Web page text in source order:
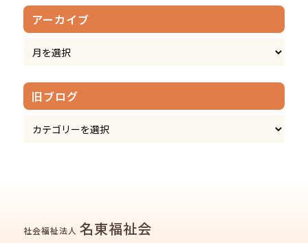
アーカイブ
旧ブログ
社会福祉法人 名東福祉会